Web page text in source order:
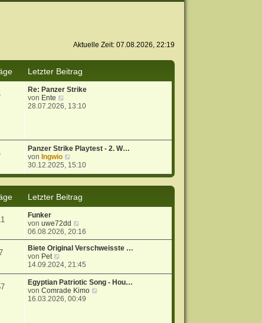
Aktuelle Zeit: 07.08.2026, 22:19
Letzter Beitrag
Re: Panzer Strike
von Ente
e
t
e
r
B
i
t
r
28.07.2026, 13:10
Panzer Strike Playtest - 2. W…
von Ingwio
e
u
t
e
B
e
i
t
a
g
30.12.2025, 15:10
Letzter Beitrag
Funker
vonuwe72dd
e
u
e
t
e
r
B
e
06.08.2026, 20:16
Biete Original Verschweisste …
von Pet
e
u
e
s
t
14.09.2024, 21:45
Egyptian Patriotic Song - Hou…
vonComrade Kimo
16.03.2026, 00:49